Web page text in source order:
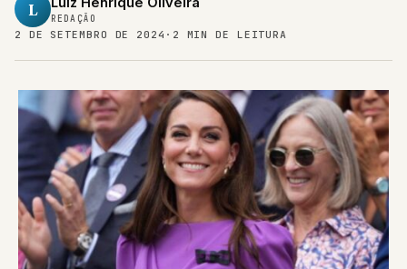
L REDAÇÃO
2 DE SETEMBRO DE 2024 · 2 MIN DE LEITURA